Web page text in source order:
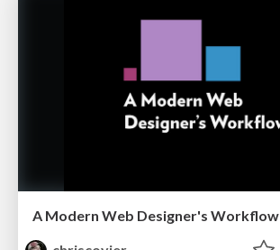
A Modern Web Designer's Workflow